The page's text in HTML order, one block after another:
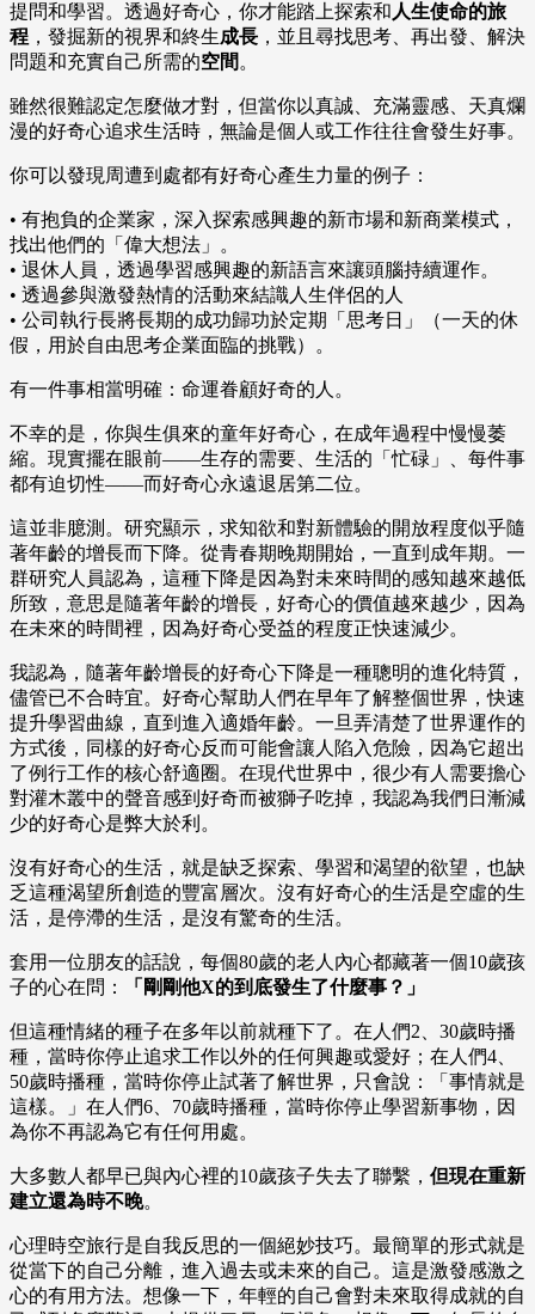
提問和學習。透過好奇心，你才能踏上探索和 人生使命的旅
程 ，發掘新的視界和終生成長 ，並且尋找思考、再出發、解決
問題和充實自己所需的空間 。
雖然很難認定怎麼做才對，但當你以真誠、充滿靈感、天真爛
漫的好奇心追求生活時，無論是個人或工作往往會發生好事。
你可以發現周遭到處都有好奇心產生力量的例子：
• 有抱負的企業家，深入探索感興趣的新市場和新商業模式，
找出他們的「偉大想法」。
• 退休人員，透過學習感興趣的新語言來讓頭腦持續運作。
• 透過參與激發熱情的活動來結識人生伴侶的人
• 公司執行長將長期的成功歸功於定期「思考日」（一天的休
假，用於自由思考企業面臨的挑戰）。
有一件事相當明確：命運眷顧好奇的人。
不幸的是，你與生俱來的童年好奇心，在成年過程中慢慢萎
縮。現實擺在眼前——生存的需要、生活的「忙碌」、每件事
都有迫切性——而好奇心永遠退居第二位。
這並非臆測。研究顯示，求知欲和對新體驗的開放程度似乎隨
著年齡的增長而下降。從青春期晚期開始，一直到成年期。一
群研究人員認為，這種下降是因為對未來時間的感知越來越低
所致，意思是隨著年齡的增長，好奇心的價值越來越少，因為
在未來的時間裡，因為好奇心受益的程度正快速減少。
我認為，隨著年齡增長的好奇心下降是一種聰明的進化特質，
儘管已不合時宜。好奇心幫助人們在早年了解整個世界，快速
提升學習曲線，直到進入適婚年齡。一旦弄清楚了世界運作的
方式後，同樣的好奇心反而可能會讓人陷入危險，因為它超出
了例行工作的核心舒適圈。在現代世界中，很少有人需要擔心
對灌木叢中的聲音感到好奇而被獅子吃掉，我認為我們日漸減
少的好奇心是弊大於利。
沒有好奇心的生活，就是缺乏探索、學習和渴望的欲望，也缺
乏這種渴望所創造的豐富層次。沒有好奇心的生活是空虛的生
活，是停滯的生活，是沒有驚奇的生活。
套用一位朋友的話說，每個80歲的老人內心都藏著一個10歲孩
子的心在問：
「剛剛他X的到底發生了什麼事？」
但這種情緒的種子在多年以前就種下了。在人們2、30歲時播
種，當時你停止追求工作以外的任何興趣或愛好；在人們4、
50歲時播種，當時你停止試著了解世界，只會說：「事情就是
這樣。」在人們6、70歲時播種，當時你停止學習新事物，因
為你不再認為它有任何用處。
大多數人都早已與內心裡的10歲孩子失去了聯繫， 但現在重新
建立還為時不晚。
心理時空旅行是自我反思的一個絕妙技巧。最簡單的形式就是
從當下的自己分離，進入過去或未來的自己。這是激發感激之
心的有用方法。想像一下，年輕的自己會對未來取得成就的自